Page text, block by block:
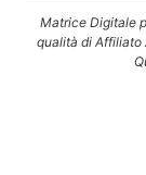
Matrice Digitale
qualità di Affiliato